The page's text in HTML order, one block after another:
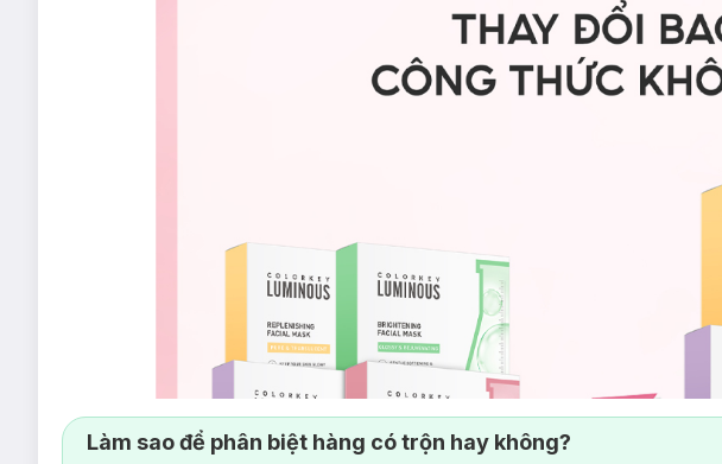
Làm sao để phân biệt hàng có trộn hay không?